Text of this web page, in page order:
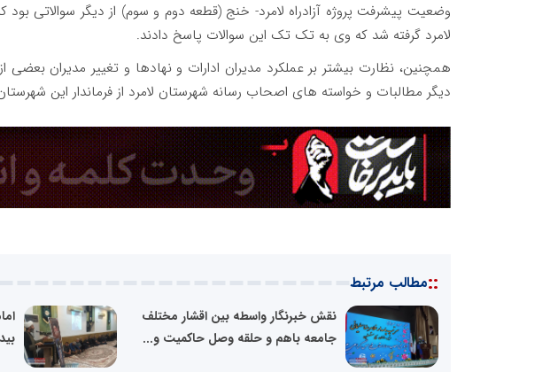
وضعیت پیشرفت پروژه آزادراه لامرد- خنج (قطعه دوم و سوم) از دیگر سوالاتی
لامرد گرفته شد که وی به تک تک این سوالات پاسخ دادند.
همچنین، نظارت بیشتر بر عملکرد مدیران ادارات و نهادها و تغییر مدیران بعضی
دیگر مطالبات و خواسته های اصحاب رسانه شهرستان لامرد از فرماندار این
::مطالب مرتبط
نقش خبرنگار واسطه بین اقشار مختلف
جامعه باهم و حلقه وصل حاکمیت و...